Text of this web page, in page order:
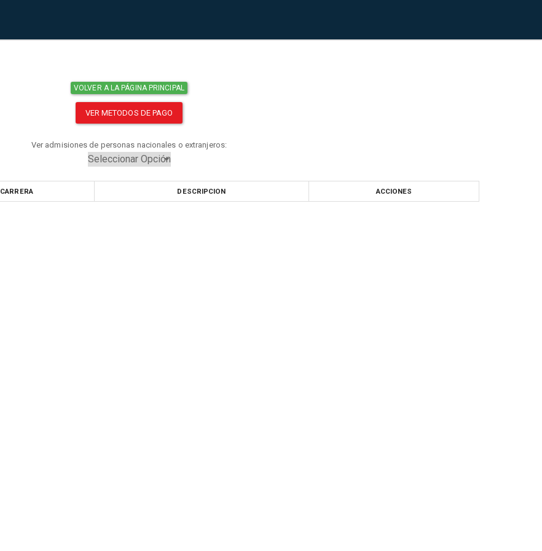
VOLVER A LA PÁGINA PRINCIPAL
VER METODOS DE PAGO
Ver admisiones de personas nacionales o extranjeros:
CARRERA DESCRIPCION ACCIONES